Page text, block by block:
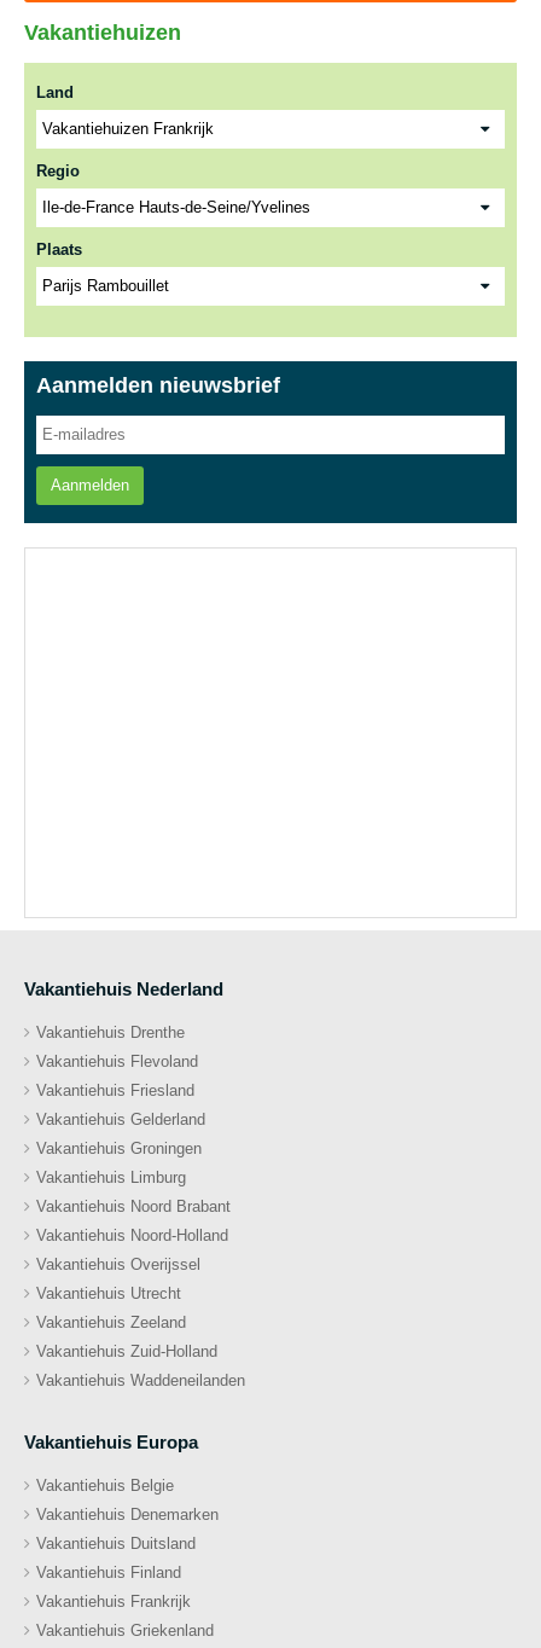
Vakantiehuizen
Land
Regio
Plaats
Aanmelden nieuwsbrief
Aanmelden
Vakantiehuis Nederland
Vakantiehuis Drenthe
Vakantiehuis Flevoland
Vakantiehuis Friesland
Vakantiehuis Gelderland
Vakantiehuis Groningen
Vakantiehuis Limburg
Vakantiehuis Noord Brabant
Vakantiehuis Noord-Holland
Vakantiehuis Overijssel
Vakantiehuis Utrecht
Vakantiehuis Zeeland
Vakantiehuis Zuid-Holland
Vakantiehuis Waddeneilanden
Vakantiehuis Europa
Vakantiehuis Belgie
Vakantiehuis Denemarken
Vakantiehuis Duitsland
Vakantiehuis Finland
Vakantiehuis Frankrijk
Vakantiehuis Griekenland